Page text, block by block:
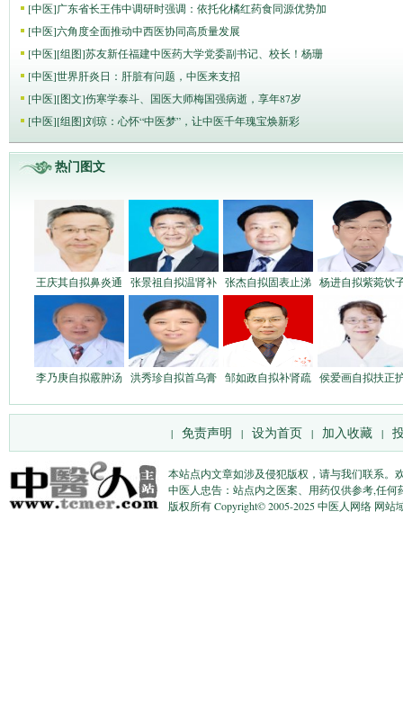
[中医]广东省长王伟中调研时强调：依托化橘红药食同源优势加
[中医]六角度全面推动中西医协同高质量发展
[中医][组图]苏友新任福建中医药大学党委副书记、校长！杨珊
[中医]世界肝炎日：肝脏有问题，中医来支招
[中医][图文]伤寒学泰斗、国医大师梅国强病逝，享年87岁
[中医][组图]刘琼：心怀“中医梦”，让中医千年瑰宝焕新彩
热门图文
王庆其自拟鼻炎通 张景祖自拟温肾补 张杰自拟固表止涕 杨进自拟紫菀饮
李乃庚自拟霰肿汤 洪秀珍自拟首乌膏 邹如政自拟补肾疏 侯爱画自拟扶正
| 免责声明 | 设为首页 | 加入收藏 |
本站点内文章如涉及侵犯版权，请与我们联系。
中医人忠告：站点内之医案、用药仅供参考,任
版权所有 Copyright© 2005-2025 中医人网络 网站